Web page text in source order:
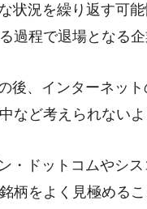
状況を繰り返す可
過程で退場となる企
後、インターネッ
など考えられないよ
・ドットコムやシ
柄をよく見極めるこ